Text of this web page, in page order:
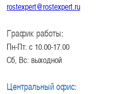
rostexpert@rostexpert.ru
График работы:
Пн-Пт: с 10.00-17.00
Сб, Вс: выходной
Центральный офис: